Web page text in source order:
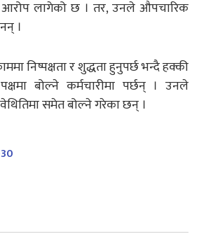
आरोप लागेको छ । तर, उनले औपचारिक
।
निष्पक्षता र शुद्धता हुनुपर्छ भन्दै हक्की
बोल्ने कर्मचारीमा पर्छन् । उनले
समेत बोल्ने गरेका छन् ।